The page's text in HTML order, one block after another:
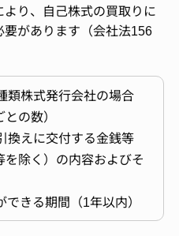
り、自己株式の買取りに
があります（会社法156
類株式発行会社の場合
の数）
換えに交付する金銭等
を除く）の内容およびそ
きる期間（1年以内）